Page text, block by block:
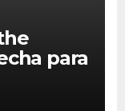
para
de